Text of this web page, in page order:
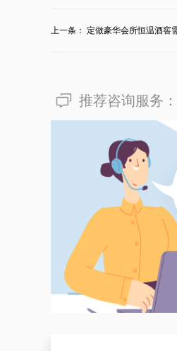
上一条： 定做豪华会所恒温酒窖
推荐咨询服务：